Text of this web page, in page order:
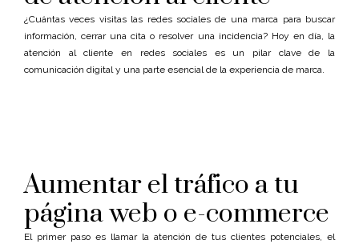
¿Cuántas veces visitas las redes sociales de una marca para buscar
información, cerrar una cita o resolver una incidencia? Hoy en día, la
atención al cliente en redes sociales es un pilar clave de la
comunicación digital y una parte esencial de la experiencia de marca.
Aumentar el tráfico a tu
página web o e-commerce
El primer paso es llamar la atención de tus clientes potenciales, el